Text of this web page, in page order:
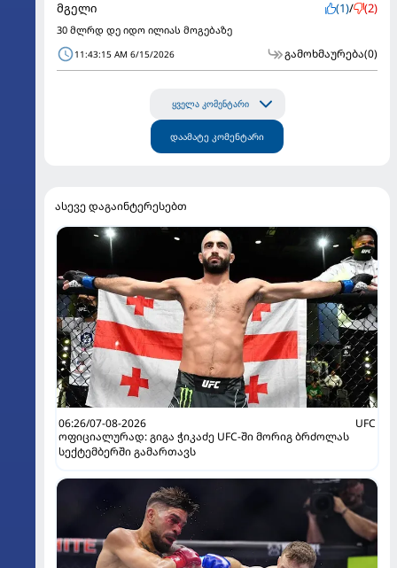
მგელი (1)/ (2)
30 მლრდ დე იდო ილიას მოგებაზე
11:43:15 AM 6/15/2026 გამოხმაურება(0)
ყველა კომენტარი
დაამატე კომენტარი
ასევე დაგაინტერესებთ
06:26/07-08-2026
UFC
ოფიციალურად: გიგა ჭიკაძე UFC-ში მორიგ ბრძოლას
სექტემბერში გამართავს